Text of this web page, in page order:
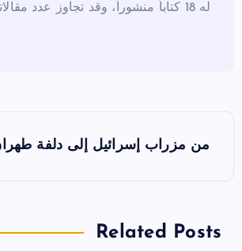
له 18 كتاباً منشوراً، وقد تجاوز عدد مقالاته الصحفية الستة آلاف مقال.
فّ
من مزراب إسرائيل إلى دلفة
Related Posts